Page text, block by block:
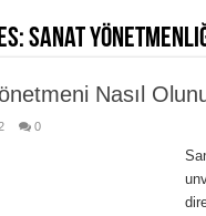
sanat
Nasıl
0